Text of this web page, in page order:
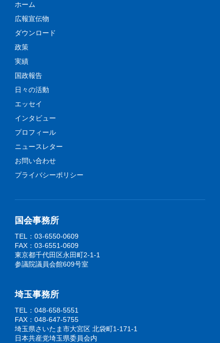
ホーム
広報宣伝物
ダウンロード
政策
実績
国政報告
日々の活動
エッセイ
インタビュー
プロフィール
ニュースレター
お問い合わせ
プライバシーポリシー
国会事務所
TEL：03-6550-0609
FAX：03-6551-0609
東京都千代田区永田町2-1-1
参議院議員会館609号室
埼玉事務所
TEL：048-658-5551
FAX：048-647-5755
埼玉県さいたま市大宮区 北袋町1-171-1
日本共産党埼玉県委員会内